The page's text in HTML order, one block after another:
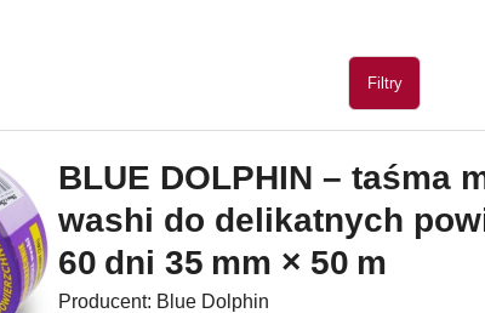
Filtry
BLUE DOLPHIN – taśma
washi do delikatnych
60 dni 35 mm × 50 m
Producent: Blue Dolphin